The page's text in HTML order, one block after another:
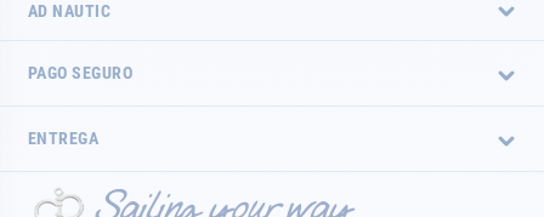
AD NAUTIC
PAGO SEGURO
ENTREGA